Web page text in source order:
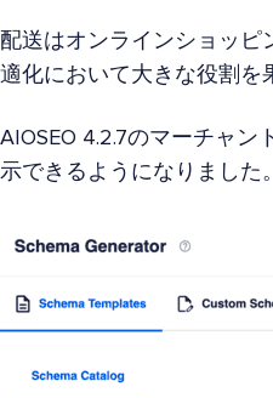
配送はオンラインショッピ
適化において大きな役割を
AIOSEO 4.2.7のマーチャ
示できるようになりました。